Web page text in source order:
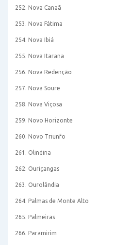
252. Nova Canaã
253. Nova Fátima
254. Nova Ibiá
255. Nova Itarana
256. Nova Redenção
257. Nova Soure
258. Nova Viçosa
259. Novo Horizonte
260. Novo Triunfo
261. Olindina
262. Ouriçangas
263. Ourolândia
264. Palmas de Monte Alto
265. Palmeiras
266. Paramirim